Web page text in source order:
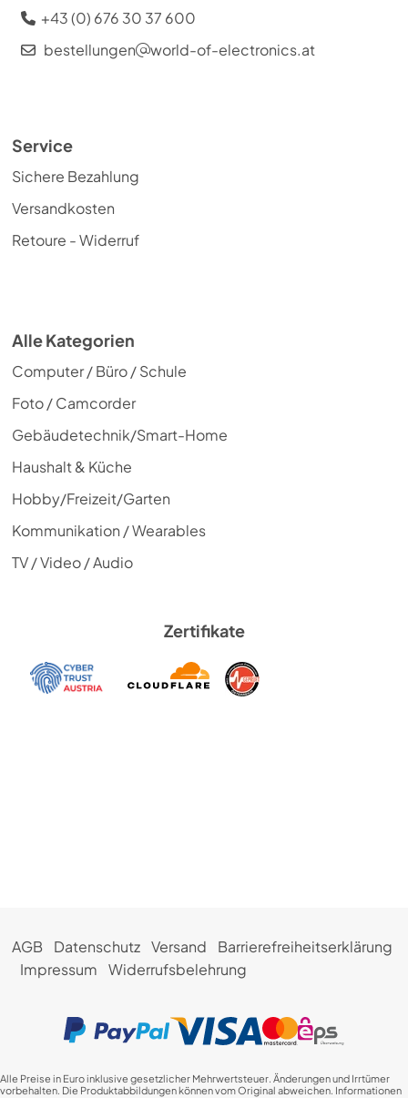
+43 (0) 676 30 37 600
bestellungen
world-of-electronics.at
Service
Sichere Bezahlung
Versandkosten
Retoure - Widerruf
Alle Kategorien
Computer / Büro / Schule
Foto / Camcorder
Gebäudetechnik/Smart-Home
Haushalt & Küche
Hobby/Freizeit/Garten
Kommunikation / Wearables
TV / Video / Audio
Zertifikate
AGB Datenschutz Versand
Barrierefreiheitserklärung
Impressum
Widerrufsbelehrung
Alle Preise in Euro inklusive gesetzlicher Mehrwertsteuer. Änderungen und Irrtümer
vorbehalten. Die Produktabbildungen können vom Original abweichen. Informationen